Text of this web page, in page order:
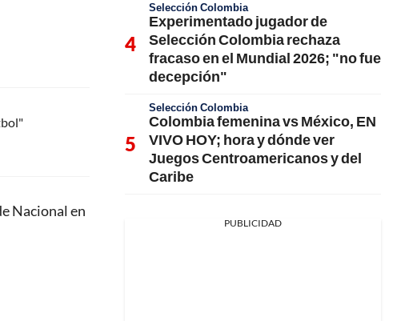
Nacional en
Selección Colombia
Experimentado jugador de
Selección Colombia rechaza
fracaso en el Mundial 2026; "no fue
decepción"
Selección Colombia
Colombia femenina vs México, EN
VIVO HOY; hora y dónde ver
Juegos Centroamericanos y del
Caribe
PUBLICIDAD